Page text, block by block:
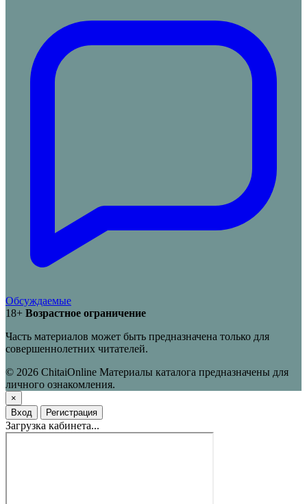
Обсуждаемые
18+ Возрастное ограничение
Часть материалов может быть предназначена только для
совершеннолетних читателей.
© 2026 ChitaiOnline Материалы каталога предназначены для
личного ознакомления.
×
Вход
Регистрация
Загрузка кабинета...